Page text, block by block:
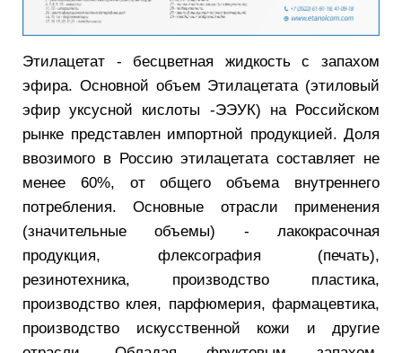
Этилацетат - бесцветная жидкость с запахом
эфира. Основной объем Этилацетата (этиловый
эфир уксусной кислоты -ЭЭУК) на Российском
рынке представлен импортной продукцией. Доля
ввозимого в Россию этилацетата составляет не
менее 60%, от общего объема внутреннего
потребления. Основные отрасли применения
(значительные объемы) - лакокрасочная
продукция, флексография (печать),
резинотехника, производство пластика,
производство клея, парфюмерия, фармацевтика,
производство искусственной кожи и другие